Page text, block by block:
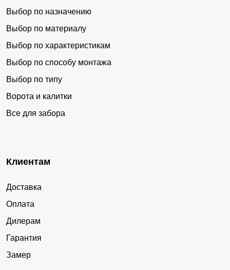
Выбор по назначению
Выбор по материалу
Выбор по характеристикам
Выбор по способу монтажа
Выбор по типу
Ворота и калитки
Все для забора
Клиентам
Доставка
Оплата
Дилерам
Гарантия
Замер